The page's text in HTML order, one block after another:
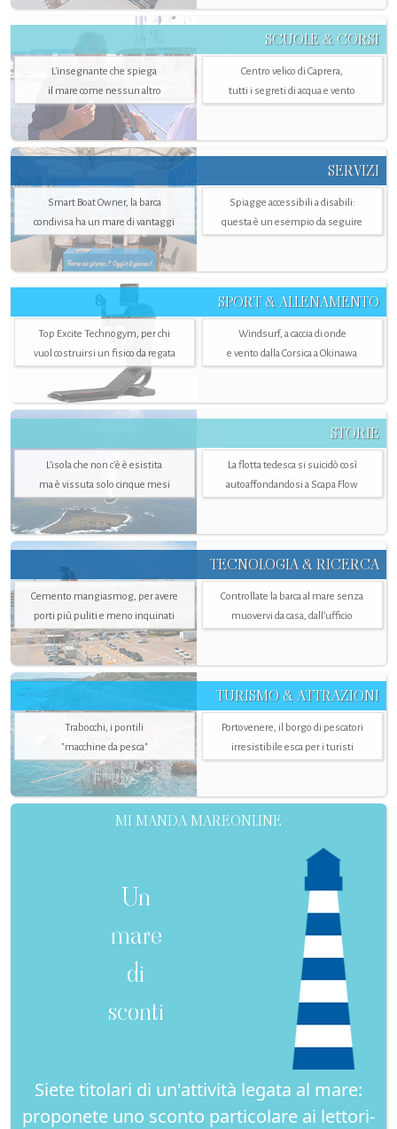
SCUOLE & CORSI
L'insegnante che spiega
il mare come nessun altro
Centro velico di Caprera,
tutti i segreti di acqua e vento
SERVIZI
Smart Boat Owner, la barca
condivisa ha un mare di vantaggi
Spiagge accessibili a disabili:
questa è un esempio da seguire
SPORT & ALLENAMENTO
Top Excite Technogym, per chi
vuol costruirsi un fisico da regata
Windsurf, a caccia di onde
e vento dalla Corsica a Okinawa
STORIE
L’isola che non c'è è esistita
ma è vissuta solo cinque mesi
La flotta tedesca si suicidò così
autoaffondandosi a Scapa Flow
TECNOLOGIA & RICERCA
Cemento mangiasmog, per avere
porti più puliti e meno inquinati
Controllate la barca al mare senza
muovervi da casa, dall’ufficio
TURISMO & ATTRAZIONI
Trabocchi, i pontili
"macchine da pesca"
Portovenere, il borgo di pescatori
irresistibile esca per i turisti
MI MANDA MAREONLINE
Un
mare
di
sconti
Siete titolari di un'attività legata al mare:
proponete uno sconto particolare ai lettori-